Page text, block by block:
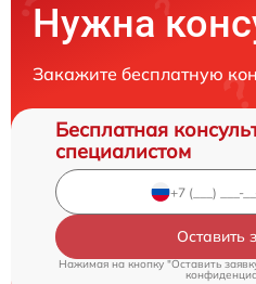
Нужна
Закажите бесплатную
Бесплатная
специалистом
Оставить
Нажимая на кнопку "Оставить